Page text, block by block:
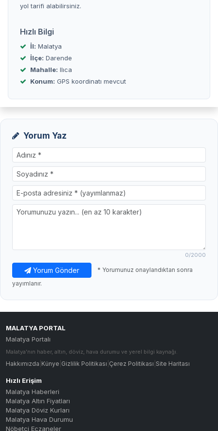
yol tarifi alabilirsiniz.
Hızlı Bilgi
İl: Malatya
İlçe: Darende
Mahalle: Ilıca
Konum: GPS koordinatı mevcut
Yorum Yaz
0/2000
Yorum Gönder
* Yorumunuz onaylandıktan sonra
yayımlanır.
MALATYA PORTAL
Malatya Portalı
Malatya'nın haber, altın, döviz, hava durumu ve yerel bilgi kaynağı.
Hakkımızda Künye Gizlilik Politikası Çerez Politikası Site Haritası
Hızlı Erişim
Malatya Haberleri
Malatya Altın Fiyatları
Malatya Döviz Kurları
Malatya Hava Durumu
Nöbetçi Eczaneler